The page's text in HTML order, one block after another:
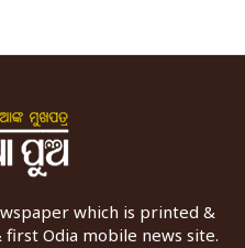
which is printed &
Odia mobile news site.